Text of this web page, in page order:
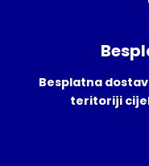
Besplatna
teritoriji